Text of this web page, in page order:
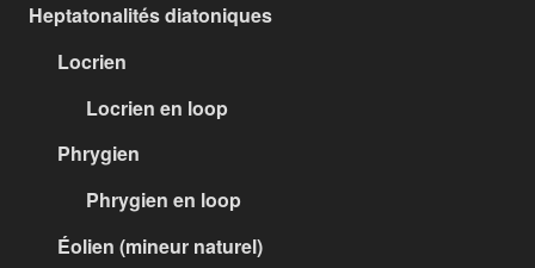
Heptatonalités diatoniques
Locrien
Locrien en loop
Phrygien
Phrygien en loop
Éolien (mineur naturel)